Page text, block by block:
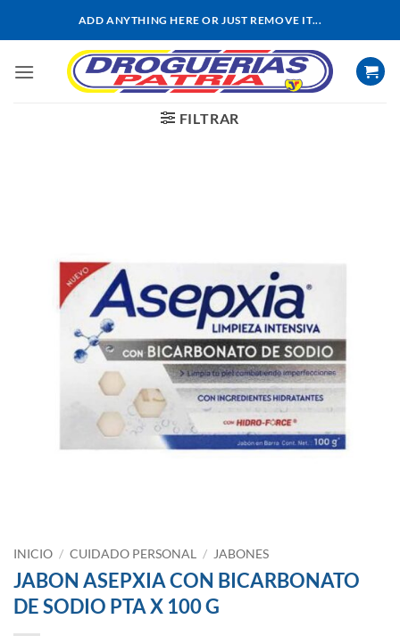
ADD ANYTHING HERE OR JUST REMOVE IT...
FILTRAR
INICIO / CUIDADO PERSONAL / JABONES
JABON ASEPXIA CON BICARBONATO
DE SODIO PTA X 100 G